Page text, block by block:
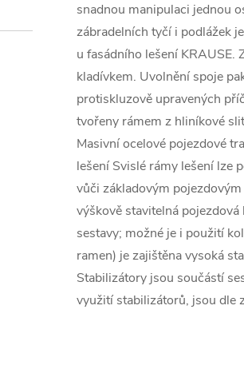
snadnou manipulaci jednou
zábradelních tyčí i podlážek
u fasádního lešení
kladívkem. Uvolnění spoje
protiskluzově upravených
tvořeny rámem z hliníkové
Masivní ocelové pojezdové
lešení Svislé rámy lešení lze
vůči základovým
výškově stavitelná
sestavy; možné je i použití
ramen) je zajištěna vysoká
Stabilizátory jsou součástí
využití stabilizátorů, jsou dle